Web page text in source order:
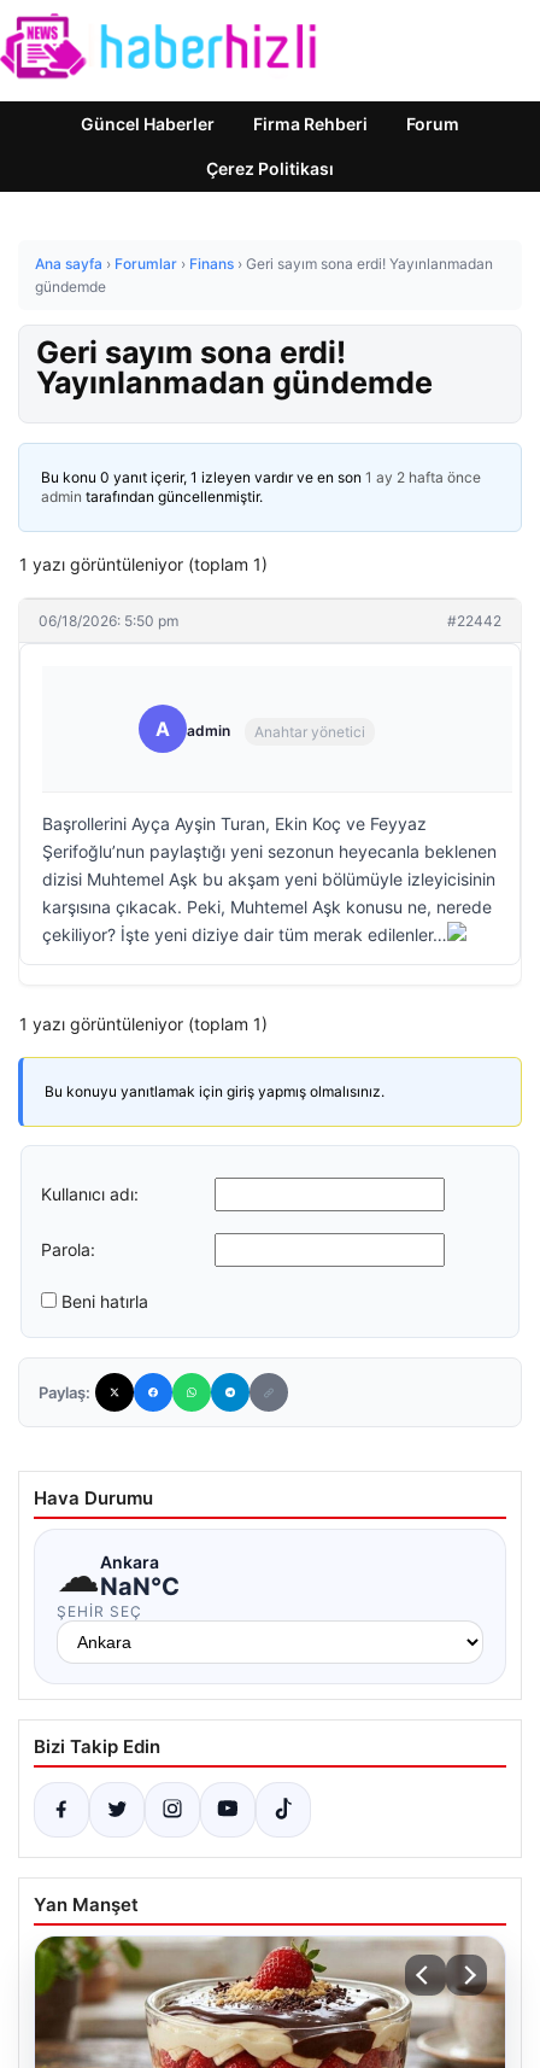
Güncel Haberler Firma Rehberi Forum
Çerez Politikası
Ana sayfa › Forumlar › Finans › Geri sayım sona erdi! Yayınlanmadan
gündemde
Geri sayım sona erdi!
Yayınlanmadan gündemde
Bu konu 0 yanıt içerir, 1 izleyen vardır ve en son 1 ay 2 hafta önce
admin tarafından güncellenmiştir.
1 yazı görüntüleniyor (toplam 1)
06/18/2026: 5:50 pm #22442
A admin Anahtar yönetici
Başrollerini Ayça Ayşin Turan, Ekin Koç ve Feyyaz
Şerifoğlu’nun paylaştığı yeni sezonun heyecanla beklenen
dizisi Muhtemel Aşk bu akşam yeni bölümüyle izleyicisinin
karşısına çıkacak. Peki, Muhtemel Aşk konusu ne, nerede
çekiliyor? İşte yeni diziye dair tüm merak edilenler…
1 yazı görüntüleniyor (toplam 1)
Bu konuyu yanıtlamak için giriş yapmış olmalısınız.
Kullanıcı adı:
Parola:
Beni hatırla
Paylaş:
Hava Durumu
☁Ankara
NaN°C
ŞEHIR SEÇ
Bizi Takip Edin
Yan Manşet